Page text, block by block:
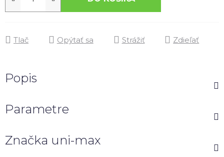
Tlač Opýtať sa Strážiť Zdieľať
Popis
Parametre
Značka uni-max